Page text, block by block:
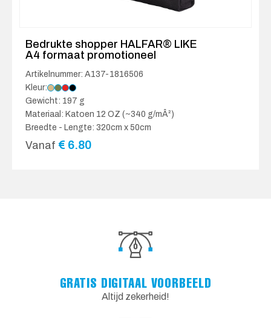
Bedrukte shopper HALFAR® LIKE
A4 formaat promotioneel
Artikelnummer: A137-1816506
Kleur:
Gewicht: 197 g
Materiaal: Katoen 12 OZ (~340 g/mÂ²)
Breedte - Lengte: 320cm x 50cm
Vanaf € 6.80
GRATIS DIGITAAL VOORBEELD
Altijd zekerheid!